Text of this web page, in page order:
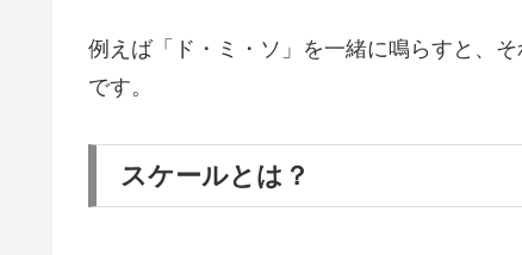
例えば「ド・ミ・ソ」を一緒に鳴らすと、
です。
スケールとは？